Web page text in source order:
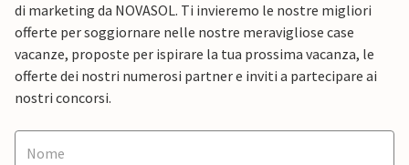
di marketing da NOVASOL. Ti invieremo le nostre migliori
offerte per soggiornare nelle nostre meravigliose case
vacanze, proposte per ispirare la tua prossima vacanza, le
offerte dei nostri numerosi partner e inviti a partecipare ai
nostri concorsi.